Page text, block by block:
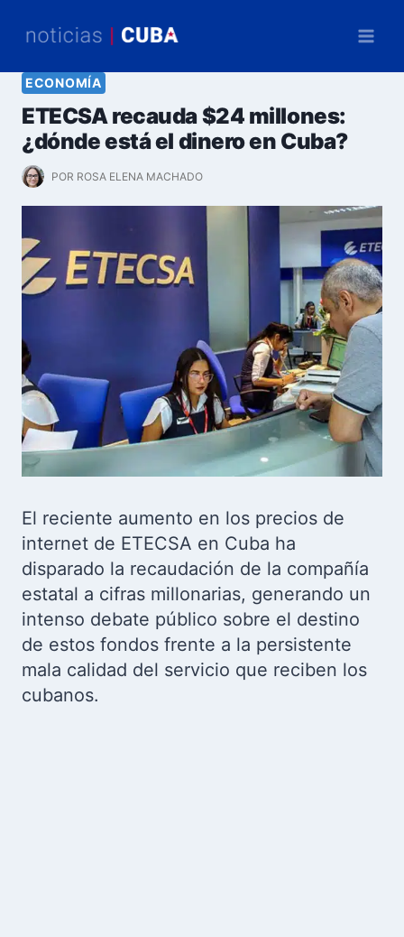
ECONOMÍA
ETECSA recauda $24 millones:
¿dónde está el dinero en Cuba?
POR ROSA ELENA MACHADO
El reciente aumento en los precios de
internet de ETECSA en Cuba ha
disparado la recaudación de la compañía
estatal a cifras millonarias, generando un
intenso debate público sobre el destino
de estos fondos frente a la persistente
mala calidad del servicio que reciben los
cubanos.